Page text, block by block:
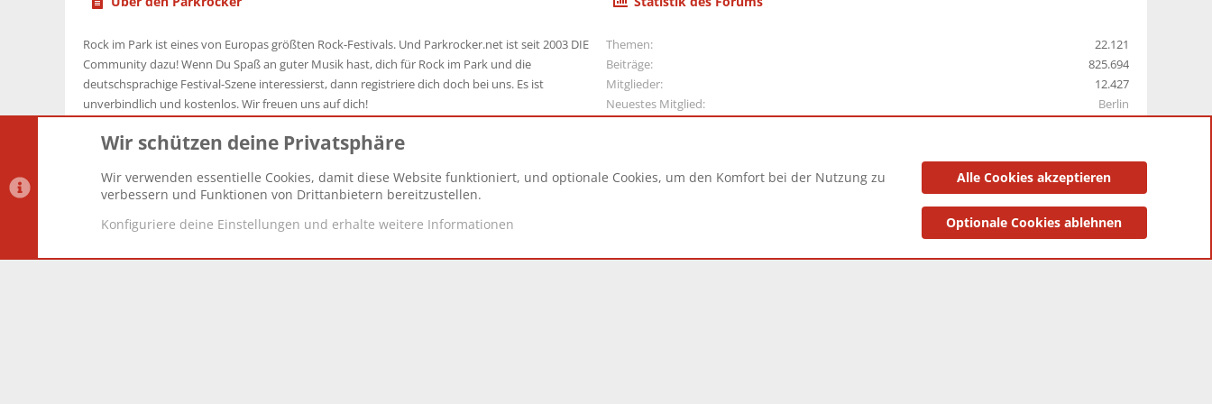
Rock im Park ist eines von Europas größten Rock-Festivals. Und Parkrocker.net ist seit 2003 DIE
Community dazu! Wenn Du Spaß an guter Musik hast, dich für Rock im Park und die
deutschsprachige Festival-Szene interessierst, dann registriere dich doch bei uns. Es ist
unverbindlich und kostenlos. Wir freuen uns auf dich!
Themen
22.121
Beiträge
825.694
Mitglieder
12.427
Neuestes Mitglied
Berlin
Datenschutz-Einstellungen PR Light Deutsch [Du] Datenschutzerklärung Impressum
Wir schützen deine Privatsphäre
Wir verwenden essentielle Cookies, damit diese Website funktioniert, und optionale Cookies, um den Komfort bei der Nutzung zu
verbessern und Funktionen von Drittanbietern bereitzustellen.
Konfiguriere deine Einstellungen und erhalte weitere Informationen
Alle Cookies akzeptieren
Optionale Cookies ablehnen